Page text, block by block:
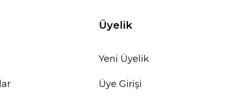
Üyelik
Yeni Üyelik
Üye Girişi